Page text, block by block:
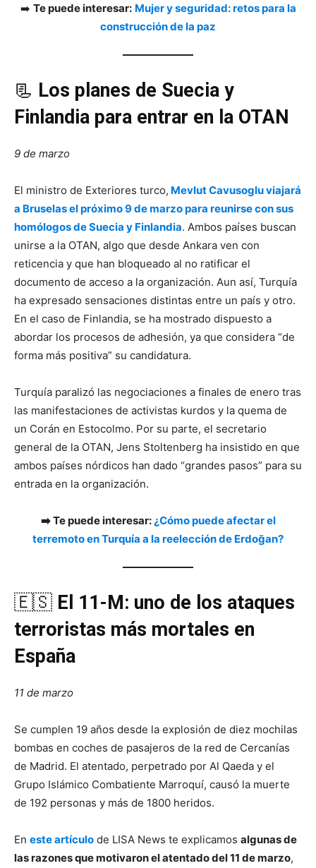
➡️ Te puede interesar: Mujer y seguridad: retos para la
construcción de la paz
📃 Los planes de Suecia y
Finlandia para entrar en la OTAN
9 de marzo
El ministro de Exteriores turco, Mevlut Cavusoglu viajará
a Bruselas el próximo 9 de marzo para reunirse con sus
homólogos de Suecia y Finlandia. Ambos países buscan
unirse a la OTAN, algo que desde Ankara ven con
reticencia y que han bloqueado al no ratificar el
documento de acceso a la organización. Aun así, Turquía
ha expresado sensaciones distintas entre un país y otro.
En el caso de Finlandia, se ha mostrado dispuesto a
abordar los procesos de adhesión, ya que considera “de
forma más positiva” su candidatura.
Turquía paralizó las negociaciones a finales de enero tras
las manifestaciones de activistas kurdos y la quema de
un Corán en Estocolmo. Por su parte, el secretario
general de la OTAN, Jens Stoltenberg ha insistido en que
ambos países nórdicos han dado “grandes pasos” para su
entrada en la organización.
➡️ Te puede interesar: ¿Cómo puede afectar el
terremoto en Turquía a la reelección de Erdoğan?
🇪🇸 El 11-M: uno de los ataques
terroristas más mortales en
España
11 de marzo
Se cumplen 19 años desde la explosión de diez mochilas
bombas en coches de pasajeros de la red de Cercanías
de Madrid. El atentado, perpetrado por Al Qaeda y el
Grupo Islámico Combatiente Marroquí, causó la muerte
de 192 personas y más de 1800 heridos.
En este artículo de LISA News te explicamos algunas de
las razones que motivaron el atentado del 11 de marzo,